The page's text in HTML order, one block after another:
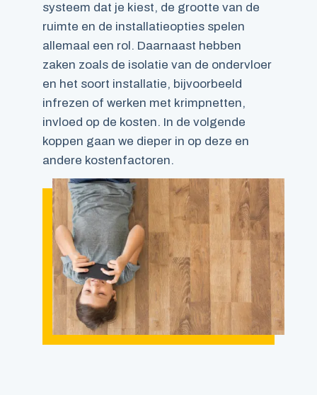
systeem dat je kiest, de grootte van de
ruimte en de installatieopties spelen
allemaal een rol. Daarnaast hebben
zaken zoals de isolatie van de ondervloer
en het soort installatie, bijvoorbeeld
infrezen of werken met krimpnetten,
invloed op de kosten. In de volgende
koppen gaan we dieper in op deze en
andere kostenfactoren.